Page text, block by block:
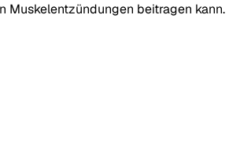
Muskelentzündungen beitragen kann.